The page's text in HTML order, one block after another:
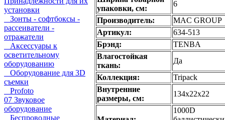
установки
Зонты - софтбоксы -
рассеиватели -
отражатели
Аксессуары к
осветительному
оборудованию
Оборудование для 3D
съемки
Profoto
07 Звуковое
оборудование
Беспроводные
упаковки, см:
6
Производитель:
MAC GROUP
Артикул:
634-513
Брэнд:
TENBA
Влагостойкая
ткань:
Да
Коллекция:
Tripack
Внутренние
размеры, см:
134х22х22
1000D